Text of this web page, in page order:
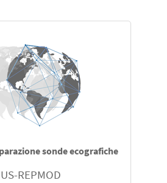
sonde ecografiche
US-REPMOD